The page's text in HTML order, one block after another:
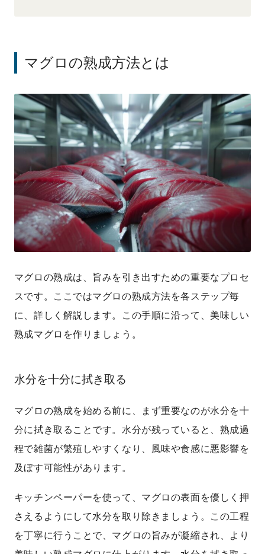
マグロの熟成方法とは
マグロの熟成は、旨みを引き出すための重要なプロセ
スです。ここではマグロの熟成方法を各ステップ毎
に、詳しく解説します。この手順に沿って、美味しい
熟成マグロを作りましょう。
水分を十分に拭き取る
マグロの熟成を始める前に、まず重要なのが水分を十
分に拭き取ることです。水分が残っていると、熟成過
程で雑菌が繁殖しやすくなり、風味や食感に悪影響を
及ぼす可能性があります。
キッチンペーパーを使って、マグロの表面を優しく押
さえるようにして水分を取り除きましょう。この工程
を丁寧に行うことで、マグロの旨みが凝縮され、より